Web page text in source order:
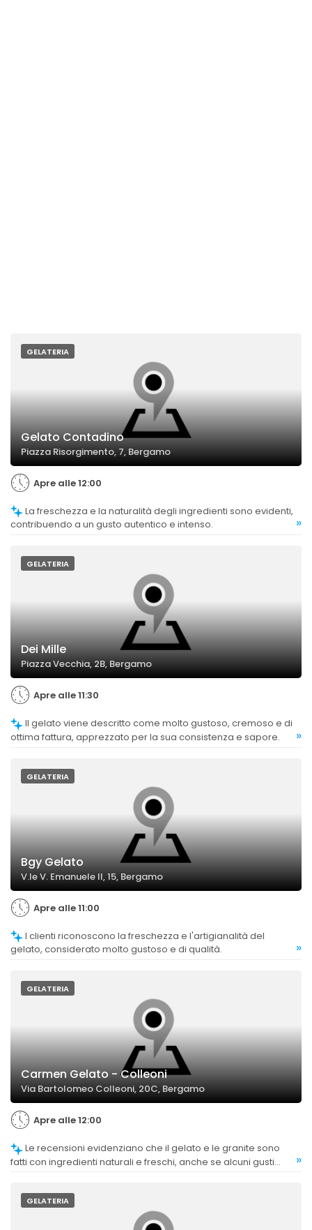
GELATERIA
Gelato Contadino
Piazza Risorgimento, 7, Bergamo
Apre alle 12:00
contribuendo a un gusto autentico e intenso.
»
GELATERIA
Dei Mille
Piazza Vecchia, 2B, Bergamo
Apre alle 11:30
ottima fattura, apprezzato per la sua consistenza e sapore.
»
GELATERIA
Bgy Gelato
V.le V. Emanuele II, 15, Bergamo
Apre alle 11:00
gelato, considerato molto gustoso e di qualità.
»
GELATERIA
Carmen Gelato - Colleoni
Via Bartolomeo Colleoni, 20C, Bergamo
Apre alle 12:00
fatti con ingredienti naturali e freschi, anche se alcuni gusti
»
GELATERIA